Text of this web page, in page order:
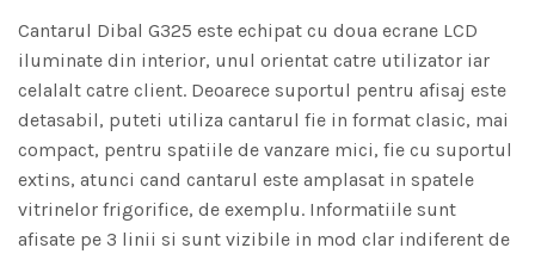
Cantarul Dibal G325 este echipat cu doua ecrane LCD
iluminate din interior, unul orientat catre utilizator iar
celalalt catre client. Deoarece suportul pentru afisaj este
detasabil, puteti utiliza cantarul fie in format clasic, mai
compact, pentru spatiile de vanzare mici, fie cu suportul
extins, atunci cand cantarul este amplasat in spatele
vitrinelor frigorifice, de exemplu. Informatiile sunt
afisate pe 3 linii si sunt vizibile in mod clar indiferent de